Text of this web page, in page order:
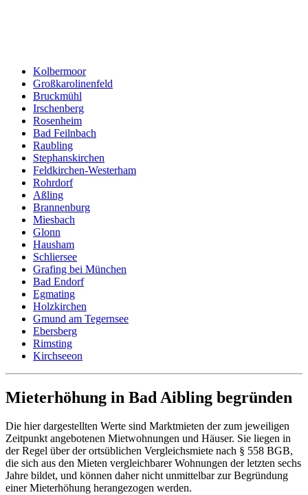
Kolbermoor
Großkarolinenfeld
Bruckmühl
Irschenberg
Rosenheim
Bad Feilnbach
Raubling
Stephanskirchen
Feldkirchen-Westerham
Rohrdorf
Aßling
Brannenburg
Miesbach
Glonn
Hausham
Schliersee
Grafing bei München
Bad Endorf
Egmating
Holzkirchen
Gmund am Tegernsee
Ebersberg
Rimsting
Kirchseeon
Mieterhöhung in Bad Aibling begründen
Die hier dargestellten Werte sind Marktmieten der zum jeweiligen
Zeitpunkt angebotenen Mietwohnungen und Häuser. Sie liegen in
der Regel über der ortsüblichen Vergleichsmiete nach § 558 BGB,
die sich aus den Mieten vergleichbarer Wohnungen der letzten sechs
Jahre bildet, und können daher nicht unmittelbar zur Begründung
einer Mieterhöhung herangezogen werden.